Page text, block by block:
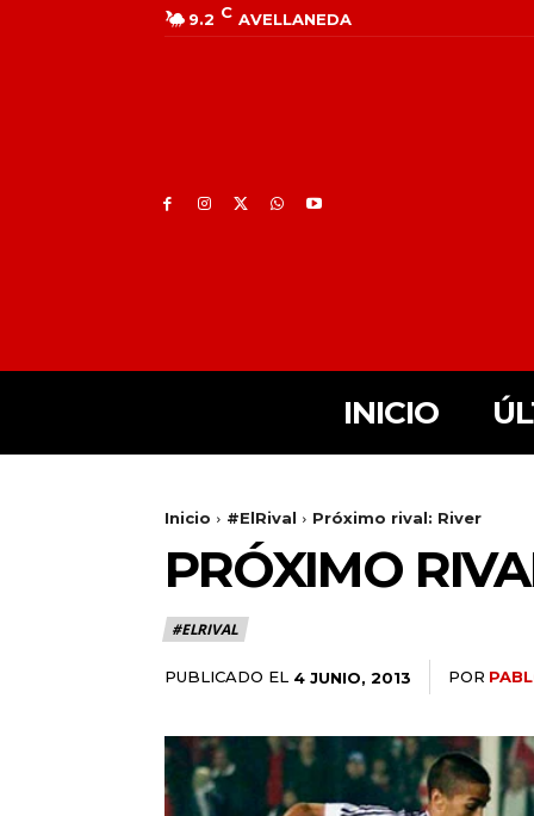
9.2 C AVELLANEDA
INICIO
Inicio #ElRival Próximo rival: River
PRÓXIMO
#ELRIVAL
PUBLICADO EL 4 JUNIO, 2013 POR